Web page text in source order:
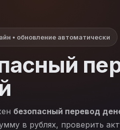
• обновление автоматически
безопасный перевод
в рублях, проверить